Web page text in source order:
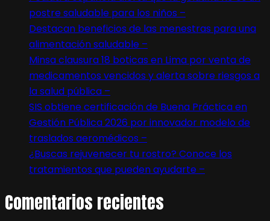
postre saludable para los niños –
Destacan beneficios de las menestras para una
alimentación saludable –
Minsa clausura 18 boticas en Lima por venta de
medicamentos vencidos y alerta sobre riesgos a
la salud pública –
SIS obtiene certificación de Buena Práctica en
Gestión Pública 2026 por innovador modelo de
traslados aeromédicos –
¿Buscas rejuvenecer tu rostro? Conoce los
tratamientos que pueden ayudarte –
Comentarios recientes